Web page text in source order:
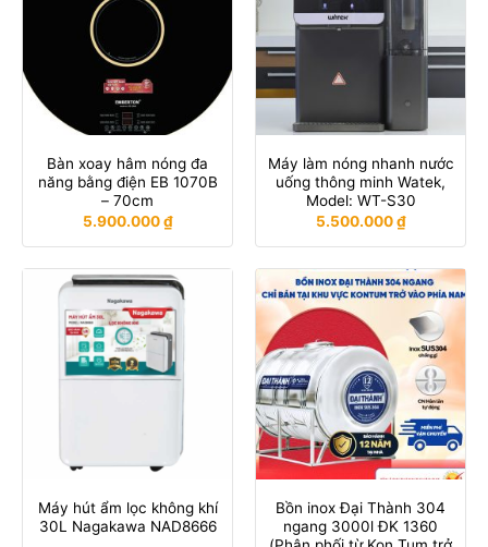
Bàn xoay hâm nóng đa
năng bằng điện EB 1070B
– 70cm
5.900.000₫
Máy làm nóng nhanh nước
uống thông minh Watek,
Model: WT-S30
5.500.000₫
Máy hút ẩm lọc không khí
30L Nagakawa NAD8666
Bồn inox Đại Thành 304
ngang 3000l ĐK 1360